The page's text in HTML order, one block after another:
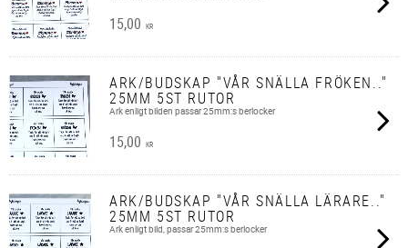
15,00 KR
ARK/BUDSKAP "VÅR SNÄLLA FRÖKEN.."
25MM 5ST RUTOR
Ark enligt bilden passar 25mm:s berlocker
15,00 KR
ARK/BUDSKAP "VÅR SNÄLLA LÄRARE.."
25MM 5ST RUTOR
Ark enligt bild, passar 25mm:s berlocker